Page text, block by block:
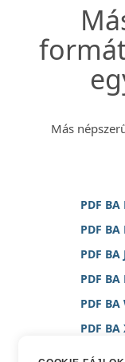
Más
PDF BA
PDF BA
PDF BA
PDF BA
PDF BA
PDF BA